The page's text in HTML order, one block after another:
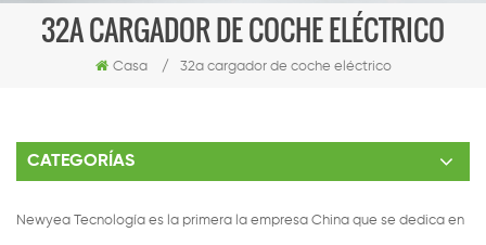
32A CARGADOR DE COCHE ELÉCTRICO
Casa / 32a cargador de coche eléctrico
CATEGORÍAS
Newyea Tecnología es la primera la empresa China que se dedica en